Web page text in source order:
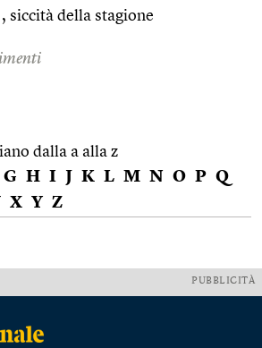
siccità della stagione
dalla a alla z
G H I J K L M N O P Q
X Y Z
PUBBLICITÀ